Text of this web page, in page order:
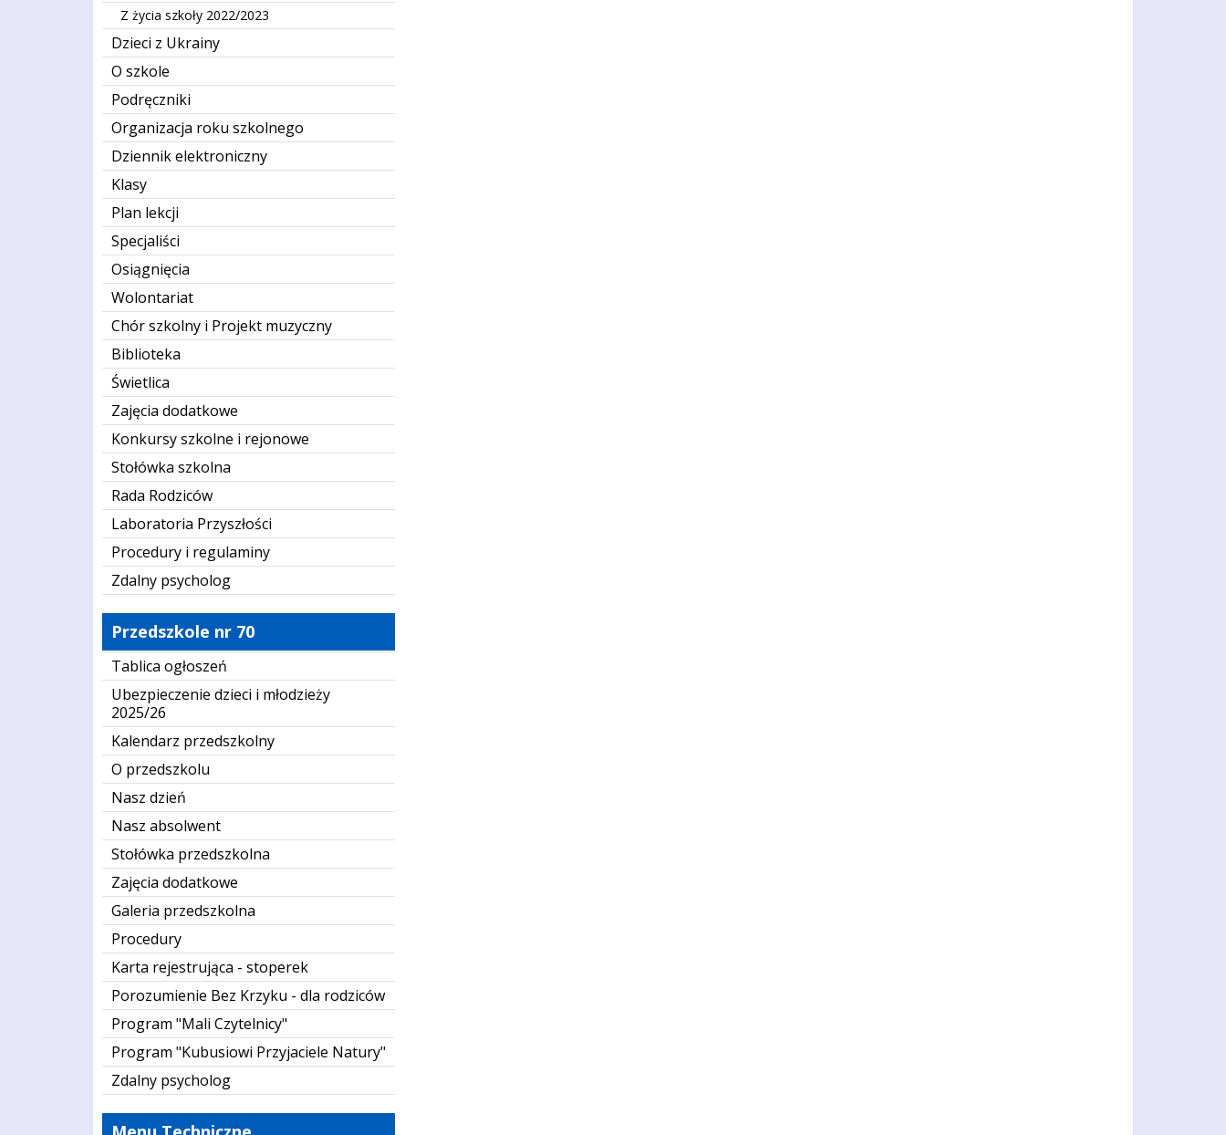
Z życia szkoły 2022/2023
Dzieci z Ukrainy
O szkole
Podręczniki
Organizacja roku szkolnego
Dziennik elektroniczny
Klasy
Plan lekcji
Specjaliści
Osiągnięcia
Wolontariat
Chór szkolny i Projekt muzyczny
Biblioteka
Świetlica
Zajęcia dodatkowe
Konkursy szkolne i rejonowe
Stołówka szkolna
Rada Rodziców
Laboratoria Przyszłości
Procedury i regulaminy
Zdalny psycholog
Przedszkole nr 70
Tablica ogłoszeń
Ubezpieczenie dzieci i młodzieży
2025/26
Kalendarz przedszkolny
O przedszkolu
Nasz dzień
Nasz absolwent
Stołówka przedszkolna
Zajęcia dodatkowe
Galeria przedszkolna
Procedury
Karta rejestrująca - stoperek
Porozumienie Bez Krzyku - dla rodziców
Program "Mali Czytelnicy"
Program "Kubusiowi Przyjaciele Natury"
Zdalny psycholog